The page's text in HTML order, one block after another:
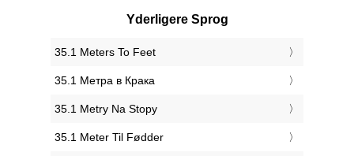
Yderligere Sprog
‎35.1 Meters To Feet
‎35.1 Метра в Крака
‎35.1 Metry Na Stopy
‎35.1 Meter Til Fødder